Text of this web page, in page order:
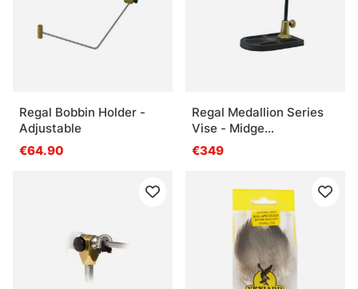
Regal Bobbin Holder -
Adjustable
€64.90
Regal Medallion Series
Vise - Midge
Jaws/Aluminum Pocket
Base
€349